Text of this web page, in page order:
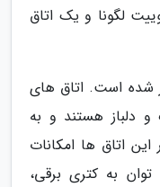
سوییت های دلوکس، 4 سوییت لگونا و یک اتاق
شده است. اتاق های
دلباز هستند و به
اتاق ها امکانات
به کتری برقی،